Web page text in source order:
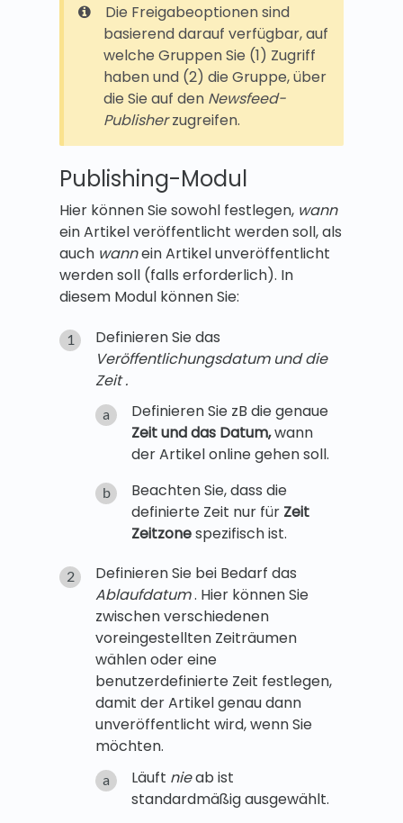
Die Freigabeoptionen sind
basierend darauf verfügbar, auf
welche Gruppen Sie (1) Zugriff
haben und (2) die Gruppe, über
die Sie auf den Newsfeed-
Publisherzugreifen.
Publishing-Modul
Hier können Sie sowohl festlegen, wann
ein Artikel veröffentlicht werden soll, als
auch wannein Artikel unveröffentlicht
werden soll (falls erforderlich). In
diesem Modul können Sie:
Definieren Sie das
Veröffentlichungsdatum und die
Zeit .
Definieren Sie zB die genaue
Zeit und das Datum,wann
der Artikel online gehen soll.
Beachten Sie, dass die
definierte Zeit nur für Zeit
Zeitzonespezifisch ist.
Definieren Sie bei Bedarf das
Ablaufdatum. Hier können Sie
zwischen verschiedenen
voreingestellten Zeiträumen
wählen oder eine
benutzerdefinierte Zeit festlegen,
damit der Artikel genau dann
unveröffentlicht wird, wenn Sie
möchten.
Läuft nieab ist
standardmäßig ausgewählt.